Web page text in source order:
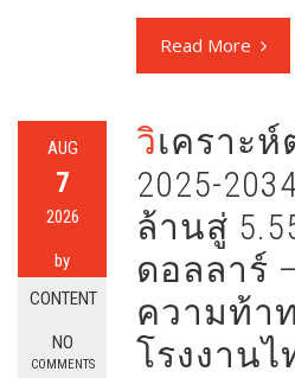
Read More
AUG
7
2026
by
CONTENT
NO
COMMENTS
วิเคราะห์ตลาด IIoT
2025-
ล้านสู่
ดอลลาร์
ความท้า
โรงงานไ